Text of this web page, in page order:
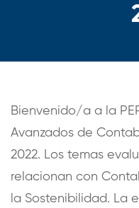
Bienvenido/a a la
Avanzados de
2022. Los temas
relacionan con
la Sostenibilidad. La